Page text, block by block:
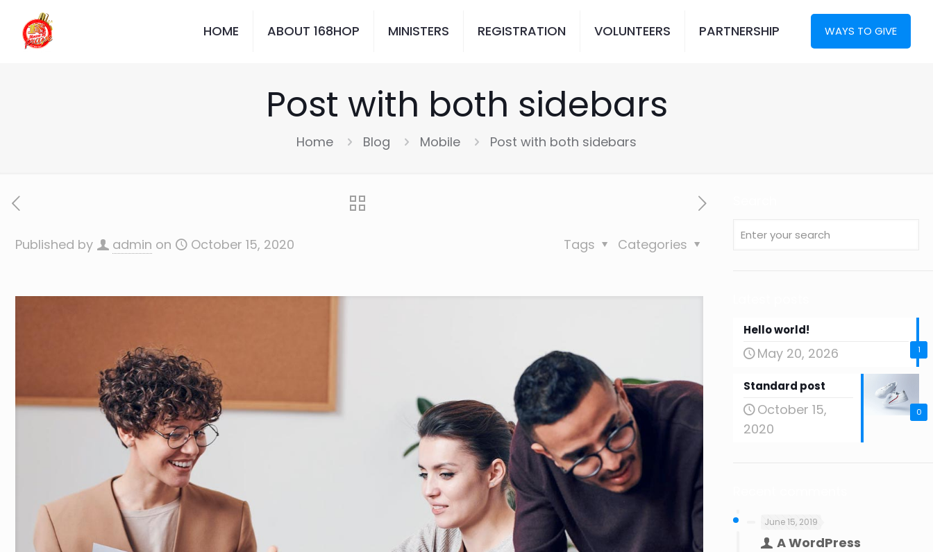
HOME ABOUT 168HOP MINISTERS REGISTRATION VOLUNTEERS PARTNERSHIP WAYS TO GIVE
Post with both sidebars
Home Blog Mobile Post with both sidebars
Published by admin on October 15, 2020 Categories
Tags
1
Hello world!
May 20, 2026
0
Standard post
October 15,
2020
June 15, 2019
A WordPress